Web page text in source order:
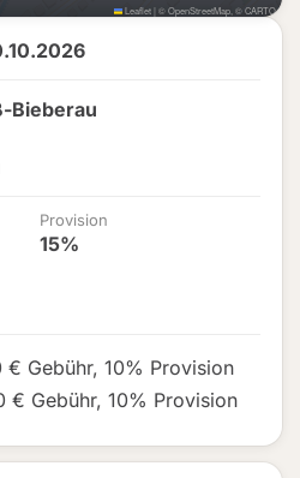
Bieberau
Provision
15%
€ Gebühr, 10% Provision
€ Gebühr, 10% Provision
Leaflet|©OpenStreetMap , ©CARTO